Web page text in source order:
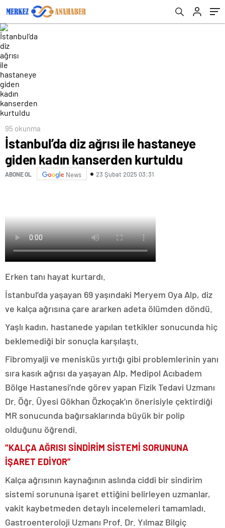
95 okunma
İstanbul’da diz ağrısı ile hastaneye
giden kadın kanserden kurtuldu
ABONE OL News 23 Şubat 2025 03:31
Erken tanı hayat kurtardı.
İstanbul’da yaşayan 69 yaşındaki Meryem Oya Alp, diz
ve kalça ağrısına çare ararken adeta ölümden döndü.
Yaşlı kadın, hastanede yapılan tetkikler sonucunda hiç
beklemediği bir sonuçla karşılaştı.
Fibromyalji ve menisküs yırtığı gibi problemlerinin yanı
sıra kasık ağrısı da yaşayan Alp, Medipol Acıbadem
Bölge Hastanesi’nde görev yapan Fizik Tedavi Uzmanı
Dr. Öğr. Üyesi Gökhan Özkoçak’ın önerisiyle çektirdiği
MR sonucunda bağırsaklarında büyük bir polip
olduğunu öğrendi.
“KALÇA AĞRISI SİNDİRİM SİSTEMİ SORUNUNA
İŞARET EDİYOR”
Kalça ağrısının kaynağının aslında ciddi bir sindirim
sistemi sorununa işaret ettiğini belirleyen uzmanlar,
vakit kaybetmeden detaylı incelemeleri tamamladı.
Gastroenteroloji Uzmanı Prof. Dr. Yılmaz Bilgiç